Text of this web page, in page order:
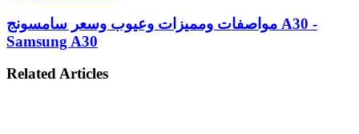
مواصفات ومميزات وعيوب وسعر سامسونج A30 -
Samsung A30
Related Articles